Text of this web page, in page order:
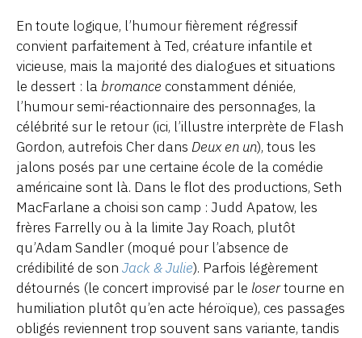
En toute logique, l’humour fièrement régressif
convient parfaitement à Ted, créature infantile et
vicieuse, mais la majorité des dialogues et situations
le dessert : la bromance constamment déniée,
l’humour semi-réactionnaire des personnages, la
célébrité sur le retour (ici, l’illustre interprète de Flash
Gordon, autrefois Cher dans Deux en un), tous les
jalons posés par une certaine école de la comédie
américaine sont là. Dans le flot des productions, Seth
MacFarlane a choisi son camp : Judd Apatow, les
frères Farrelly ou à la limite Jay Roach, plutôt
qu’Adam Sandler (moqué pour l’absence de
crédibilité de son Jack & Julie). Parfois légèrement
détournés (le concert improvisé par le losertourne en
humiliation plutôt qu’en acte héroïque), ces passages
obligés reviennent trop souvent sans variante, tandis